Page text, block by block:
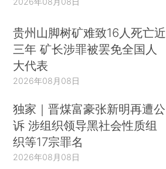
贵州山脚树矿难致16人死亡近
三年 矿长涉罪被罢免全国人
大代表
2026年08月08日
独家｜晋煤富豪张新明再遭公
诉 涉组织领导黑社会性质组
织等17宗罪名
2026年08月08日